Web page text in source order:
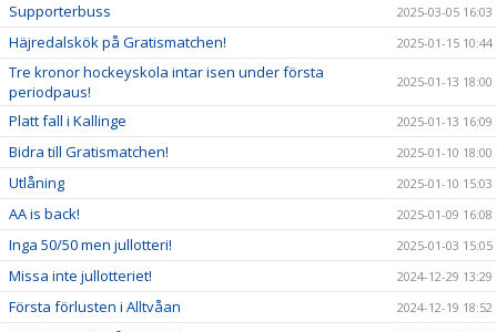
Supporterbuss 2025-03-05 16:03
Häjredalskök på Gratismatchen! 2025-01-15 10:44
Tre kronor hockeyskola intar isen under första
periodpaus!
2025-01-13 18:00
Platt fall i Kallinge 2025-01-13 16:09
Bidra till Gratismatchen! 2025-01-10 18:00
Utlåning 2025-01-10 15:03
AA is back! 2025-01-09 16:08
Inga 50/50 men jullotteri! 2025-01-03 15:05
Missa inte jullotteriet! 2024-12-29 13:29
Första förlusten i Alltvåan 2024-12-19 18:52